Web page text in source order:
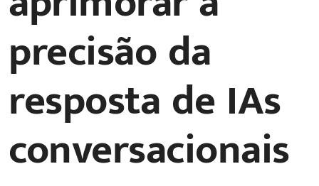
precisão da
resposta de IAs
conversacionais